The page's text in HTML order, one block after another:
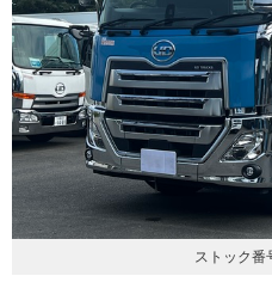
ストック番